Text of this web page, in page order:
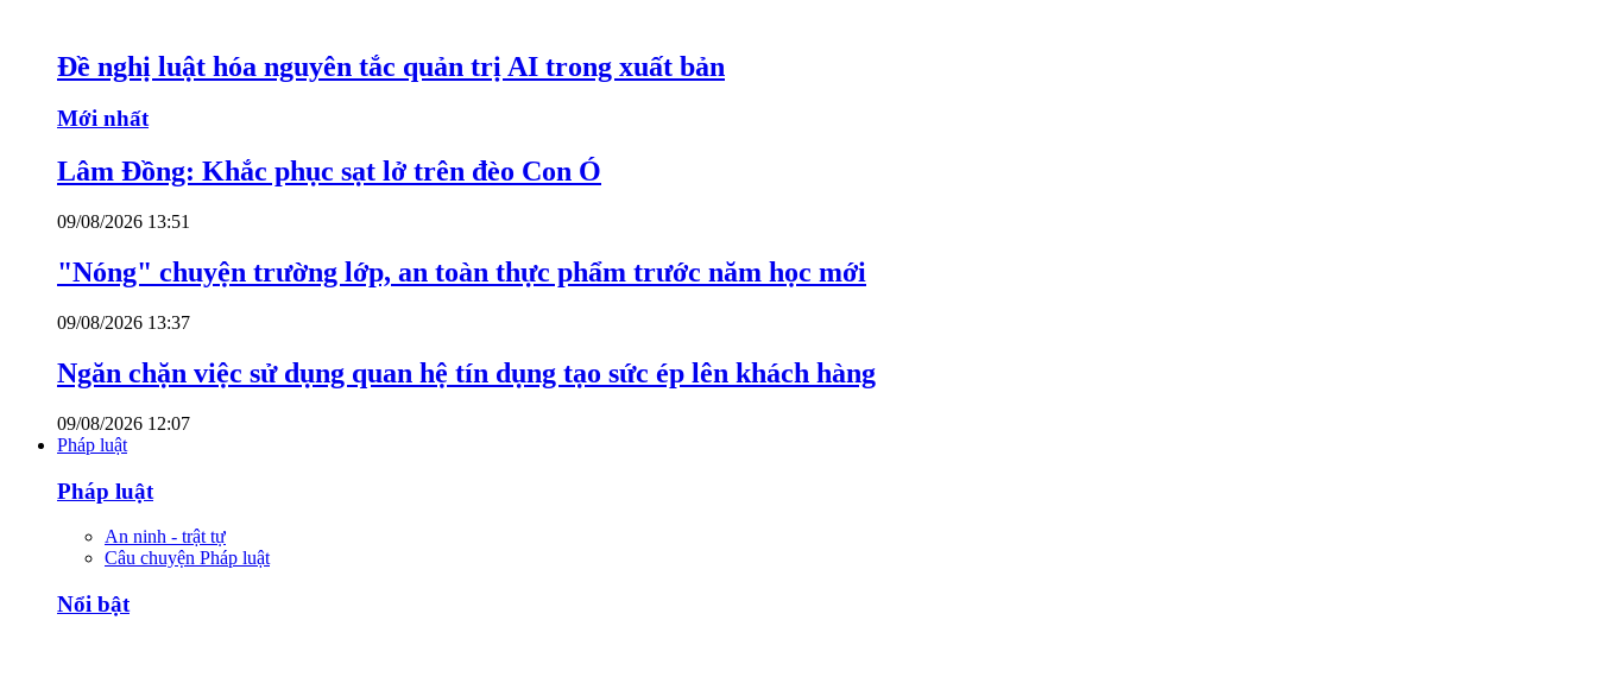
Đề nghị luật hóa nguyên tắc quản trị AI trong xuất bản
Mới nhất
Lâm Đồng: Khắc phục sạt lở trên đèo Con Ó
09/08/2026 13:51
"Nóng" chuyện trường lớp, an toàn thực phẩm trước năm học mới
09/08/2026 13:37
Ngăn chặn việc sử dụng quan hệ tín dụng tạo sức ép lên khách hàng
09/08/2026 12:07
Pháp luật
Pháp luật
An ninh - trật tự
Câu chuyện Pháp luật
Nổi bật